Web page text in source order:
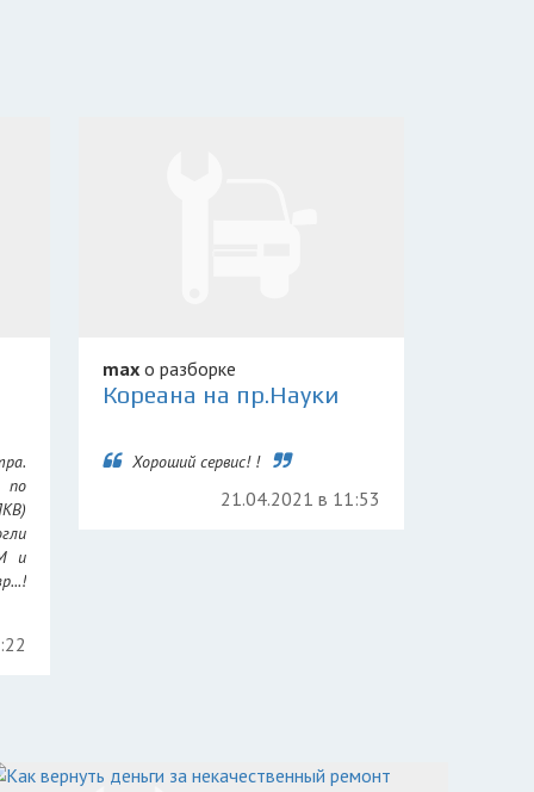
по
и
max о разборке
Кореана на пр.Науки
Хороший сервис! !
21.04.2021 в 11:53